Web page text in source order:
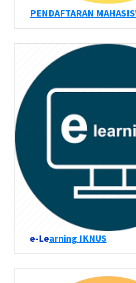
PENDAFTARAN
e-Learning IKNUS